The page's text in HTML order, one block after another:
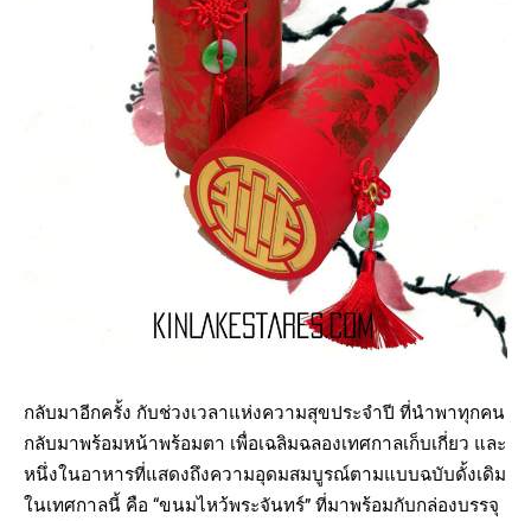
กลับมาอีกครั้ง กับช่วงเวลาแห่งความสุขประจำปี ที่นำพาทุกคน
กลับมาพร้อมหน้าพร้อมตา เพื่อเฉลิมฉลองเทศกาลเก็บเกี่ยว และ
หนึ่งในอาหารที่แสดงถึงความอุดมสมบูรณ์ตามแบบฉบับดั้งเดิม
ในเทศกาลนี้ คือ “ขนมไหว้พระจันทร์” ที่มาพร้อมกับกล่องบรรจุ